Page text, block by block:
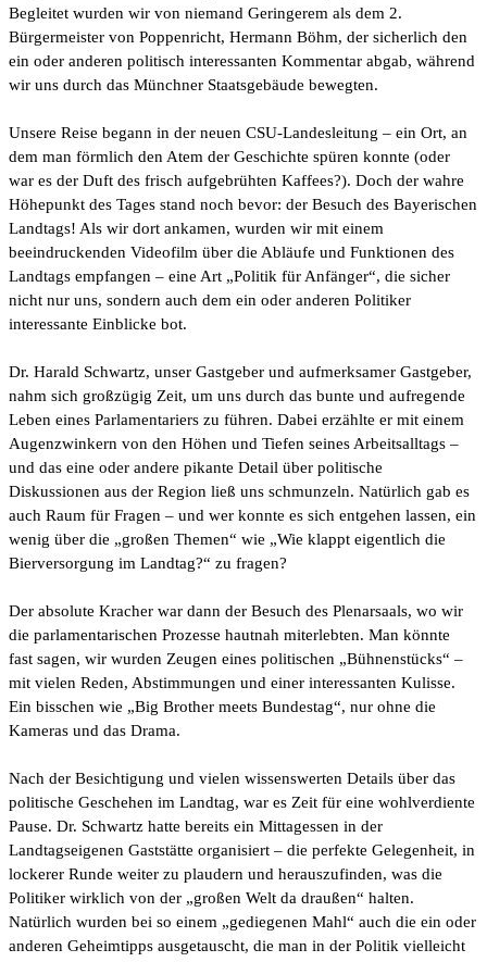
Begleitet wurden wir von niemand Geringerem als dem 2.
Bürgermeister von Poppenricht, Hermann Böhm, der sicherlich den
ein oder anderen politisch interessanten Kommentar abgab, während
wir uns durch das Münchner Staatsgebäude bewegten.
Unsere Reise begann in der neuen CSU-Landesleitung – ein Ort, an
dem man förmlich den Atem der Geschichte spüren konnte (oder
war es der Duft des frisch aufgebrühten Kaffees?). Doch der wahre
Höhepunkt des Tages stand noch bevor: der Besuch des Bayerischen
Landtags! Als wir dort ankamen, wurden wir mit einem
beeindruckenden Videofilm über die Abläufe und Funktionen des
Landtags empfangen – eine Art „Politik für Anfänger“, die sicher
nicht nur uns, sondern auch dem ein oder anderen Politiker
interessante Einblicke bot.
Dr. Harald Schwartz, unser Gastgeber und aufmerksamer Gastgeber,
nahm sich großzügig Zeit, um uns durch das bunte und aufregende
Leben eines Parlamentariers zu führen. Dabei erzählte er mit einem
Augenzwinkern von den Höhen und Tiefen seines Arbeitsalltags –
und das eine oder andere pikante Detail über politische
Diskussionen aus der Region ließ uns schmunzeln. Natürlich gab es
auch Raum für Fragen – und wer konnte es sich entgehen lassen, ein
wenig über die „großen Themen“ wie „Wie klappt eigentlich die
Bierversorgung im Landtag?“ zu fragen?
Der absolute Kracher war dann der Besuch des Plenarsaals, wo wir
die parlamentarischen Prozesse hautnah miterlebten. Man könnte
fast sagen, wir wurden Zeugen eines politischen „Bühnenstücks“ –
mit vielen Reden, Abstimmungen und einer interessanten Kulisse.
Ein bisschen wie „Big Brother meets Bundestag“, nur ohne die
Kameras und das Drama.
Nach der Besichtigung und vielen wissenswerten Details über das
politische Geschehen im Landtag, war es Zeit für eine wohlverdiente
Pause. Dr. Schwartz hatte bereits ein Mittagessen in der
Landtagseigenen Gaststätte organisiert – die perfekte Gelegenheit, in
lockerer Runde weiter zu plaudern und herauszufinden, was die
Politiker wirklich von der „großen Welt da draußen“ halten.
Natürlich wurden bei so einem „gediegenen Mahl“ auch die ein oder
anderen Geheimtipps ausgetauscht, die man in der Politik vielleicht